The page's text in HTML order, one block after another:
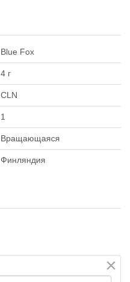
Blue Fox
4 г
CLN
1
Вращающаяся
Финляндия
×